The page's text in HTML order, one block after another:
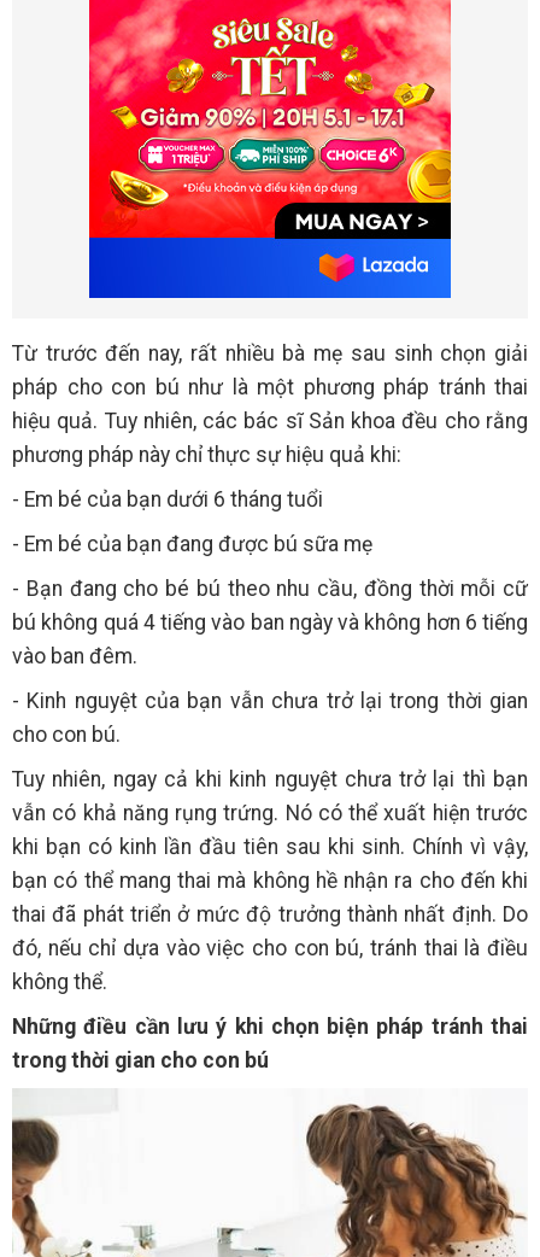
Từ trước đến nay, rất nhiều bà mẹ sau sinh chọn giải
pháp cho con bú như là một phương pháp tránh thai
hiệu quả. Tuy nhiên, các bác sĩ Sản khoa đều cho rằng
phương pháp này chỉ thực sự hiệu quả khi:
- Em bé của bạn dưới 6 tháng tuổi
- Em bé của bạn đang được bú sữa mẹ
- Bạn đang cho bé bú theo nhu cầu, đồng thời mỗi cữ
bú không quá 4 tiếng vào ban ngày và không hơn 6 tiếng
vào ban đêm.
- Kinh nguyệt của bạn vẫn chưa trở lại trong thời gian
cho con bú.
Tuy nhiên, ngay cả khi kinh nguyệt chưa trở lại thì bạn
vẫn có khả năng rụng trứng. Nó có thể xuất hiện trước
khi bạn có kinh lần đầu tiên sau khi sinh. Chính vì vậy,
bạn có thể mang thai mà không hề nhận ra cho đến khi
thai đã phát triển ở mức độ trưởng thành nhất định. Do
đó, nếu chỉ dựa vào việc cho con bú, tránh thai là điều
không thể.
Những điều cần lưu ý khi chọn biện pháp tránh thai
trong thời gian cho con bú